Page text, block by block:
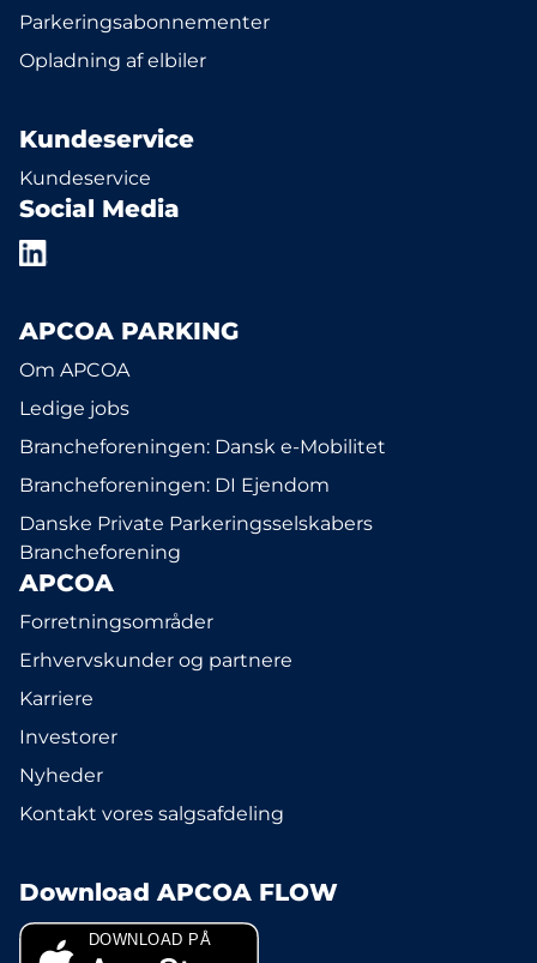
Parkeringsabonnementer
Opladning af elbiler
Kundeservice
Kundeservice
Social Media
APCOA PARKING
Om APCOA
Ledige jobs
Brancheforeningen: Dansk e-Mobilitet
Brancheforeningen: DI Ejendom
Danske Private Parkeringsselskabers
Brancheforening
APCOA
Forretningsområder
Erhvervskunder og partnere
Karriere
Investorer
Nyheder
Kontakt vores salgsafdeling
Download APCOA FLOW